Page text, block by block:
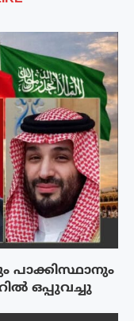
പാക്കിസ്ഥാനും
ഒപ്പുവച്ചു